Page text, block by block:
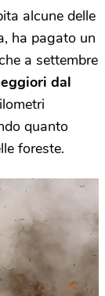
alcune delle
ha pagato un
a settembre
dal
quanto
foreste.